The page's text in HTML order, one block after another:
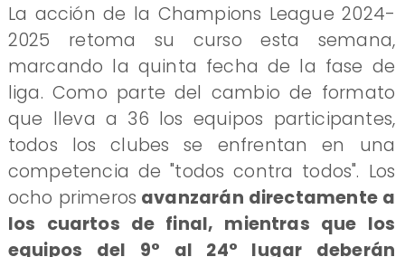
La acción de la Champions League 2024-
2025 retoma su curso esta semana,
marcando la quinta fecha de la fase de
liga. Como parte del cambio de formato
que lleva a 36 los equipos participantes,
todos los clubes se enfrentan en una
competencia de "todos contra todos". Los
ocho primeros avanzarán directamente a
los cuartos de final, mientras que los
equipos del 9° al 24° lugar deberán